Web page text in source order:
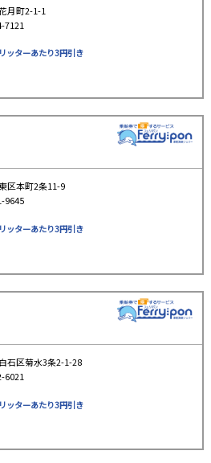
月町2-1-1
7121
ッターあたり3円引き
区本町2条11-9
9645
ッターあたり3円引き
石区菊水3条2-1-28
6021
ッターあたり3円引き